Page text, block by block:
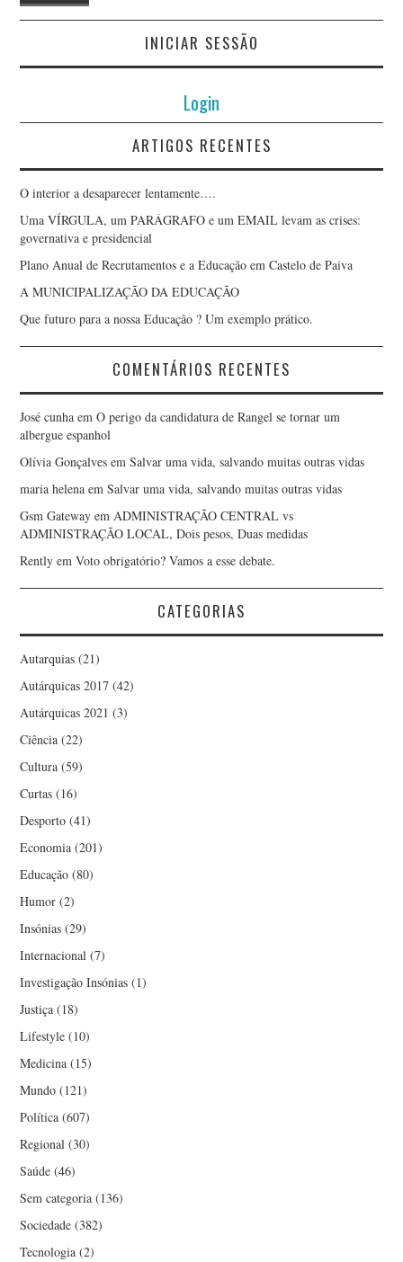
INICIAR SESSÃO
Login
ARTIGOS RECENTES
O interior a desaparecer lentamente….
Uma VÍRGULA, um PARÁGRAFO e um EMAIL levam as crises:
governativa e presidencial
Plano Anual de Recrutamentos e a Educação em Castelo de Paiva
A MUNICIPALIZAÇÃO DA EDUCAÇÃO
Que futuro para a nossa Educação ? Um exemplo prático.
COMENTÁRIOS RECENTES
José cunha emO perigo da candidatura de Rangel se tornar um
albergue espanhol
Olívia Gonçalves emSalvar uma vida, salvando muitas outras vidas
maria helena emSalvar uma vida, salvando muitas outras vidas
Gsm Gateway emADMINISTRAÇÃO CENTRAL vs
ADMINISTRAÇÃO LOCAL, Dois pesos, Duas medidas
Rently emVoto obrigatório? Vamos a esse debate.
CATEGORIAS
Autarquias (21)
Autárquicas 2017 (42)
Autárquicas 2021 (3)
Ciência (22)
Cultura (59)
Curtas (16)
Desporto (41)
Economia (201)
Educação (80)
Humor (2)
Insónias (29)
Internacional (7)
Investigação Insónias (1)
Justiça (18)
Lifestyle (10)
Medicina (15)
Mundo (121)
Política (607)
Regional (30)
Saúde (46)
Sem categoria (136)
Sociedade (382)
Tecnologia (2)